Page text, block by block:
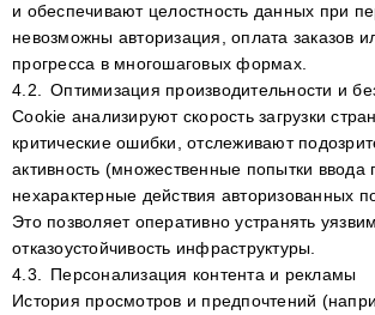
и обеспечивают целостность данных при
невозможны авторизация, оплата заказов
прогресса в многошаговых формах.
4.2.
Оптимизация производительности и
Cookie анализируют скорость загрузки
критические ошибки, отслеживают
активность (множественные попытки ввода
нехарактерные действия авторизованных
Это позволяет оперативно устранять
отказоустойчивость инфраструктуры.
4.3.
Персонализация контента и рекламы
История просмотров и предпочтений